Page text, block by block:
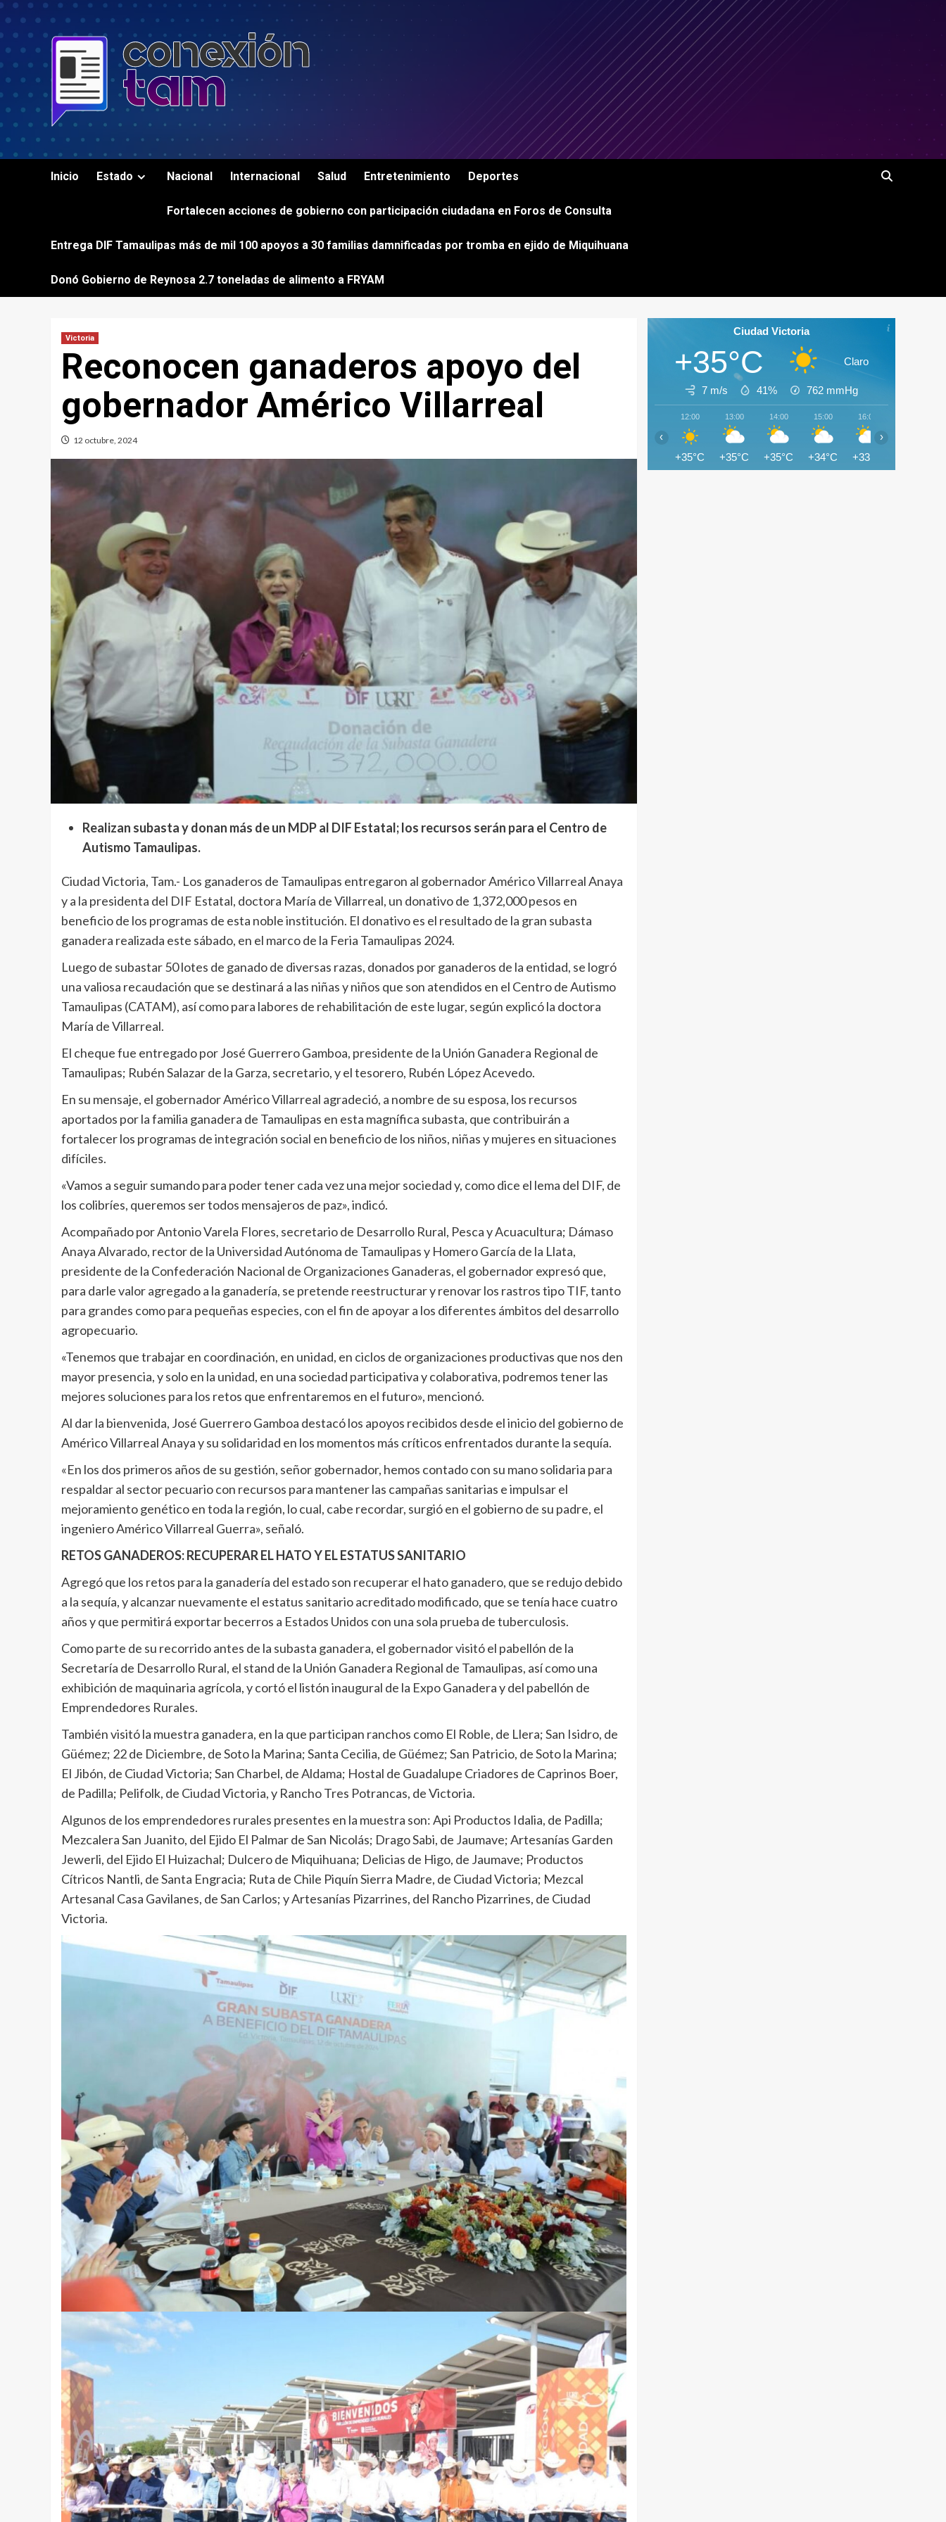
Saltar
al
Inicio Estado Nacional Internacional Salud Entretenimiento Deportes
Fortalecen acciones de gobierno con participación ciudadana en Foros de Consulta
Entrega DIF Tamaulipas más de mil 100 apoyos a 30 familias damnificadas por tromba en ejido de Miquihuana
Donó Gobierno de Reynosa 2.7 toneladas de alimento a FRYAM
Victoria
Reconocen ganaderos apoyo del
gobernador Américo Villarreal
12 octubre, 2024
Realizan subasta y donan más de un MDP al DIF Estatal; los recursos serán para el Centro de
Autismo Tamaulipas.
Ciudad Victoria, Tam.- Los ganaderos de Tamaulipas entregaron al gobernador Américo Villarreal Anaya
y a la presidenta del DIF Estatal, doctora María de Villarreal, un donativo de 1,372,000 pesos en
beneficio de los programas de esta noble institución. El donativo es el resultado de la gran subasta
ganadera realizada este sábado, en el marco de la Feria Tamaulipas 2024.
Luego de subastar 50 lotes de ganado de diversas razas, donados por ganaderos de la entidad, se logró
una valiosa recaudación que se destinará a las niñas y niños que son atendidos en el Centro de Autismo
Tamaulipas (CATAM), así como para labores de rehabilitación de este lugar, según explicó la doctora
María de Villarreal.
El cheque fue entregado por José Guerrero Gamboa, presidente de la Unión Ganadera Regional de
Tamaulipas; Rubén Salazar de la Garza, secretario, y el tesorero, Rubén López Acevedo.
En su mensaje, el gobernador Américo Villarreal agradeció, a nombre de su esposa, los recursos
aportados por la familia ganadera de Tamaulipas en esta magnífica subasta, que contribuirán a
fortalecer los programas de integración social en beneficio de los niños, niñas y mujeres en situaciones
difíciles.
«Vamos a seguir sumando para poder tener cada vez una mejor sociedad y, como dice el lema del DIF, de
los colibríes, queremos ser todos mensajeros de paz», indicó.
Acompañado por Antonio Varela Flores, secretario de Desarrollo Rural, Pesca y Acuacultura; Dámaso
Anaya Alvarado, rector de la Universidad Autónoma de Tamaulipas y Homero García de la Llata,
presidente de la Confederación Nacional de Organizaciones Ganaderas, el gobernador expresó que,
para darle valor agregado a la ganadería, se pretende reestructurar y renovar los rastros tipo TIF, tanto
para grandes como para pequeñas especies, con el fin de apoyar a los diferentes ámbitos del desarrollo
agropecuario.
«Tenemos que trabajar en coordinación, en unidad, en ciclos de organizaciones productivas que nos den
mayor presencia, y solo en la unidad, en una sociedad participativa y colaborativa, podremos tener las
mejores soluciones para los retos que enfrentaremos en el futuro», mencionó.
Al dar la bienvenida, José Guerrero Gamboa destacó los apoyos recibidos desde el inicio del gobierno de
Américo Villarreal Anaya y su solidaridad en los momentos más críticos enfrentados durante la sequía.
«En los dos primeros años de su gestión, señor gobernador, hemos contado con su mano solidaria para
respaldar al sector pecuario con recursos para mantener las campañas sanitarias e impulsar el
mejoramiento genético en toda la región, lo cual, cabe recordar, surgió en el gobierno de su padre, el
ingeniero Américo Villarreal Guerra», señaló.
RETOS GANADEROS: RECUPERAR EL HATO Y EL ESTATUS SANITARIO
Agregó que los retos para la ganadería del estado son recuperar el hato ganadero, que se redujo debido
a la sequía, y alcanzar nuevamente el estatus sanitario acreditado modificado, que se tenía hace cuatro
años y que permitirá exportar becerros a Estados Unidos con una sola prueba de tuberculosis.
Como parte de su recorrido antes de la subasta ganadera, el gobernador visitó el pabellón de la
Secretaría de Desarrollo Rural, el stand de la Unión Ganadera Regional de Tamaulipas, así como una
exhibición de maquinaria agrícola, y cortó el listón inaugural de la Expo Ganadera y del pabellón de
Emprendedores Rurales.
También visitó la muestra ganadera, en la que participan ranchos como El Roble, de Llera; San Isidro, de
Güémez; 22 de Diciembre, de Soto la Marina; Santa Cecilia, de Güémez; San Patricio, de Soto la Marina;
El Jibón, de Ciudad Victoria; San Charbel, de Aldama; Hostal de Guadalupe Criadores de Caprinos Boer,
de Padilla; Pelifolk, de Ciudad Victoria, y Rancho Tres Potrancas, de Victoria.
Algunos de los emprendedores rurales presentes en la muestra son: Api Productos Idalia, de Padilla;
Mezcalera San Juanito, del Ejido El Palmar de San Nicolás; Drago Sabi, de Jaumave; Artesanías Garden
Jewerli, del Ejido El Huizachal; Dulcero de Miquihuana; Delicias de Higo, de Jaumave; Productos
Cítricos Nantli, de Santa Engracia; Ruta de Chile Piquín Sierra Madre, de Ciudad Victoria; Mezcal
Artesanal Casa Gavilanes, de San Carlos; y Artesanías Pizarrines, del Rancho Pizarrines, de Ciudad
Victoria.
Ciudad Victoria
+35°C Claro
7 m/s 41% 762 mmHg
12:00
+35°C
13:00
+35°C
14:00
+35°C
15:00
+34°C
16:00
+33°C
‹ ›